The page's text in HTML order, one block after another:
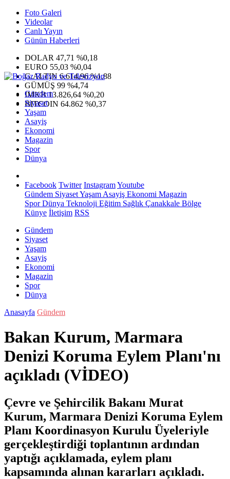
Foto Galeri
Videolar
Canlı Yayın
Günün Haberleri
DOLAR 47,71 %0,18
EURO 55,03 %0,04
G.ALTIN6.614,96 %1,88
GÜMÜŞ 99 %4,74
IMKB13.826,64 %0,20
BITCOIN 64.862 %0,37
Gündem
Siyaset
Yaşam
Asayiş
Ekonomi
Magazin
Spor
Dünya
Facebook Twitter InstagramYoutube
Gündem SiyasetYaşam Asayiş Ekonomi Magazin
SporDünya Teknoloji Eğitim Sağlık Çanakkale Bölge
Künye İletişim RSS
Gündem
Siyaset
Yaşam
Asayiş
Ekonomi
Magazin
Spor
Dünya
Anasayfa Gündem
Bakan Kurum, Marmara
Denizi Koruma Eylem Planı'nı
açıkladı (VİDEO)
Çevre ve Şehircilik Bakanı Murat
Kurum, Marmara Denizi Koruma Eylem
Planı Koordinasyon Kurulu Üyeleriyle
gerçekleştirdiği toplantının ardından
yaptığı açıklamada, eylem planı
kapsamında alınan kararları açıkladı.